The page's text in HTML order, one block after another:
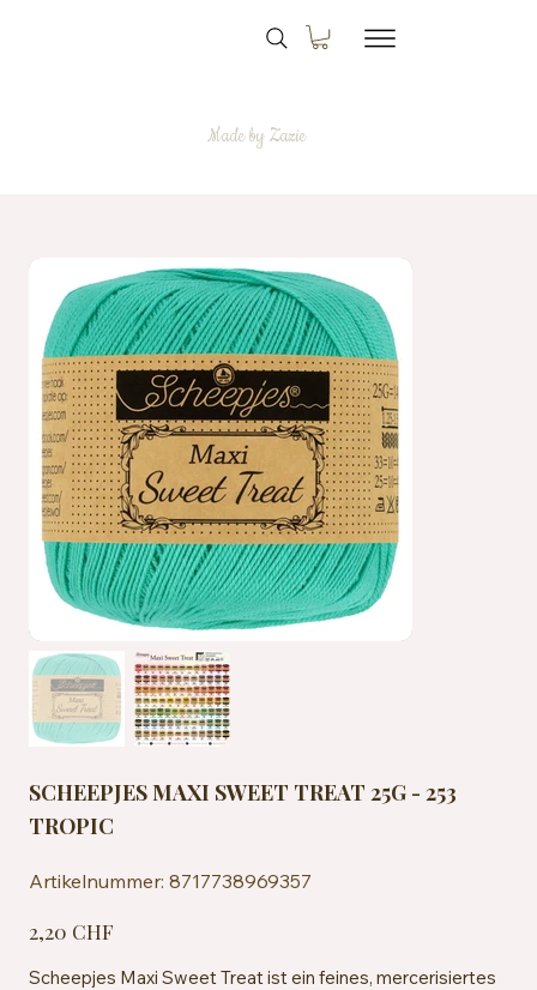
Made by Zazie
SCHEEPJES MAXI SWEET TREAT 25G - 253
TROPIC
Artikelnummer: 8717738969357
8717738969357
2,20 CHF
Scheepjes Maxi Sweet Treat ist ein feines, mercerisiertes